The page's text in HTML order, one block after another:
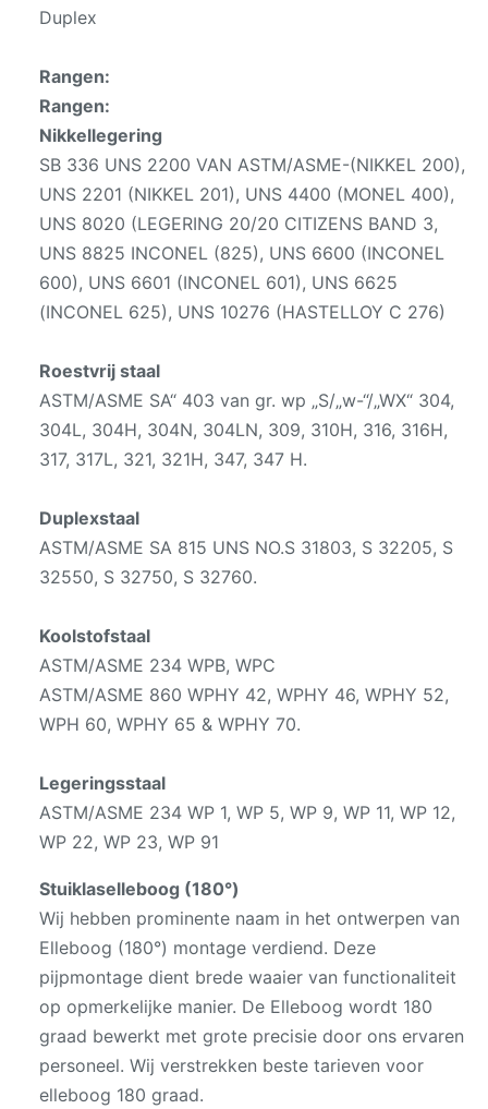
Duplex
Rangen:
Rangen:
Nikkellegering
SB 336 UNS 2200 VAN ASTM/ASME-(NIKKEL 200),
UNS 2201 (NIKKEL 201), UNS 4400 (MONEL 400),
UNS 8020 (LEGERING 20/20 CITIZENS BAND 3,
UNS 8825 INCONEL (825), UNS 6600 (INCONEL
600), UNS 6601 (INCONEL 601), UNS 6625
(INCONEL 625), UNS 10276 (HASTELLOY C 276)
Roestvrij staal
ASTM/ASME SA“ 403 van gr. wp „S/„w-“/„WX“ 304,
304L, 304H, 304N, 304LN, 309, 310H, 316, 316H,
317, 317L, 321, 321H, 347, 347 H.
Duplexstaal
ASTM/ASME SA 815 UNS NO.S 31803, S 32205, S
32550, S 32750, S 32760.
Koolstofstaal
ASTM/ASME 234 WPB, WPC
ASTM/ASME 860 WPHY 42, WPHY 46, WPHY 52,
WPH 60, WPHY 65 & WPHY 70.
Legeringsstaal
ASTM/ASME 234 WP 1, WP 5, WP 9, WP 11, WP 12,
WP 22, WP 23, WP 91
Stuiklaselleboog (180°)
Wij hebben prominente naam in het ontwerpen van
Elleboog (180°) montage verdiend. Deze
pijpmontage dient brede waaier van functionaliteit
op opmerkelijke manier. De Elleboog wordt 180
graad bewerkt met grote precisie door ons ervaren
personeel. Wij verstrekken beste tarieven voor
elleboog 180 graad.